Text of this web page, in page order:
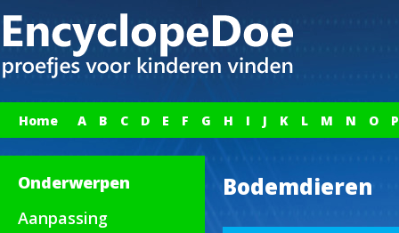
Home A B C D E F G H I J K L M N O P
Onderwerpen
Aanpassing
Bodemdieren